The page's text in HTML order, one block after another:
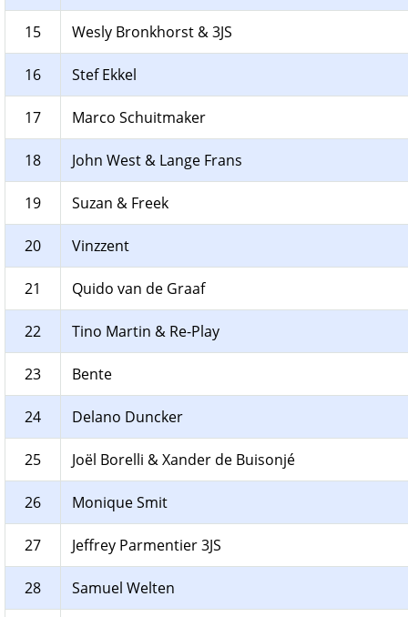
15 Wesly Bronkhorst & 3JS
16 Stef Ekkel
17 Marco Schuitmaker
18 John West & Lange Frans
19 Suzan & Freek
20 Vinzzent
21 Quido van de Graaf
22 Tino Martin & Re-Play
23 Bente
24 Delano Duncker
25 Joël Borelli & Xander de Buisonjé
26 Monique Smit
27 Jeffrey Parmentier 3JS
28 Samuel Welten